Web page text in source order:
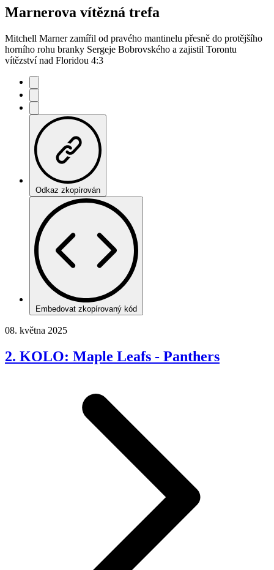
Marnerova vítězná trefa
Mitchell Marner zamířil od pravého mantinelu přesně do protějšího
horního rohu branky Sergeje Bobrovského a zajistil Torontu
vítězství nad Floridou 4:3
Odkaz zkopírován
Embedovat zkopírovaný kód
08. května 2025
2. KOLO: Maple Leafs - Panthers